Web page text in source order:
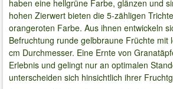
haben eine hellgrüne Farbe, glänzen und
hohen Zierwert bieten die 5-zähligen
orangeroten Farbe. Aus ihnen entwickeln
Befruchtung runde gelbbraune Früchte mit
cm Durchmesser. Eine Ernte von
Erlebnis und gelingt nur an optimalen
unterscheiden sich hinsichtlich ihrer